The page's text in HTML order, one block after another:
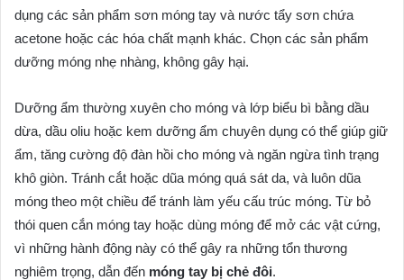
dụng các sản phẩm sơn móng tay và nước tẩy sơn chứa
acetone hoặc các hóa chất mạnh khác. Chọn các sản phẩm
dưỡng móng nhẹ nhàng, không gây hại.
Dưỡng ẩm thường xuyên cho móng và lớp biểu bì bằng dầu
dừa, dầu oliu hoặc kem dưỡng ẩm chuyên dụng có thể giúp giữ
ẩm, tăng cường độ đàn hồi cho móng và ngăn ngừa tình trạng
khô giòn. Tránh cắt hoặc dũa móng quá sát da, và luôn dũa
móng theo một chiều để tránh làm yếu cấu trúc móng. Từ bỏ
thói quen cắn móng tay hoặc dùng móng để mở các vật cứng,
vì những hành động này có thể gây ra những tổn thương
nghiêm trọng, dẫn đến móng tay bị chẻ đôi.